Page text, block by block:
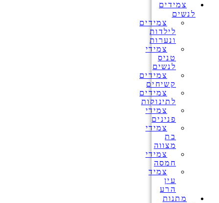
צמידים
לנשים
צמידים
לילדות
ונערות
צמידי
טניס
לנשים
צמידים
קשיחים
צמידים
לתינוקות
צמידי
פנינים
צמידי
בת
מצווה
צמידי
חמסה
צמיד
עין
הרע
מתנות